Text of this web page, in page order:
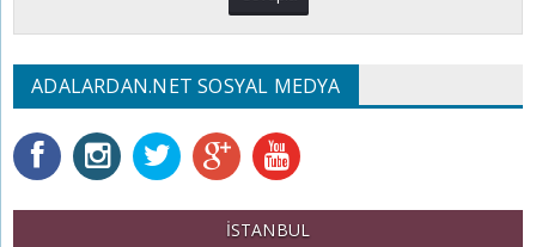
ADALARDAN.NET SOSYAL MEDYA
İSTANBUL